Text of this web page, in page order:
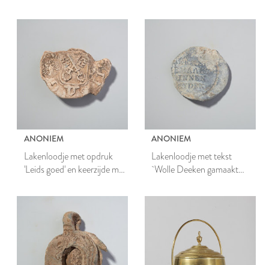
ANONIEM
Lakenloodje met opdruk
'Leids goed' en keerzijde met
ANONIEM
Lakenloodje met tekst
`Wolle Deeken gamaakt